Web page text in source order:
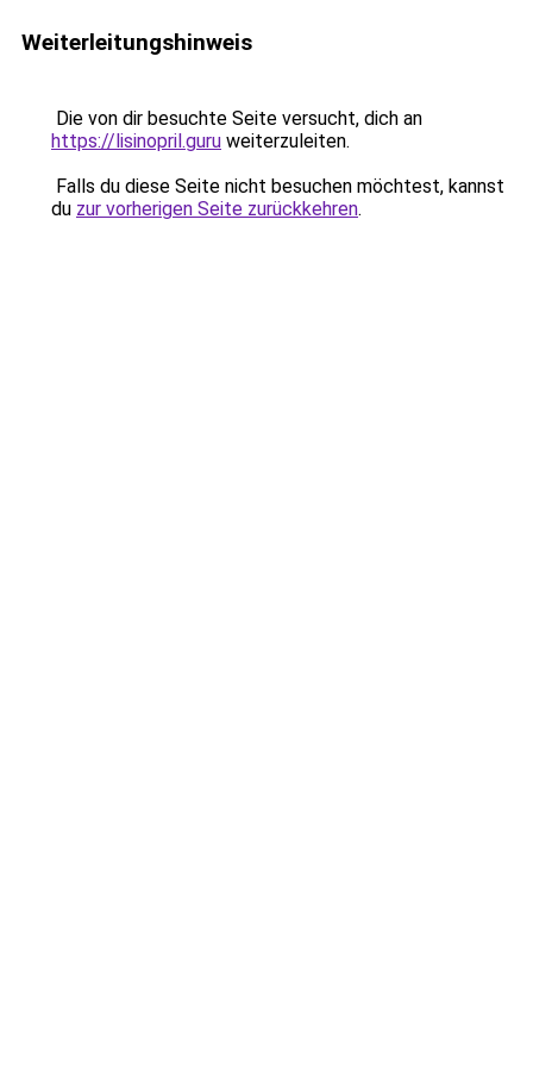
Weiterleitungshinweis
Die von dir besuchte Seite versucht, dich an
https://lisinopril.guru weiterzuleiten.
Falls du diese Seite nicht besuchen möchtest, kannst
du zur vorherigen Seite zurückkehren.